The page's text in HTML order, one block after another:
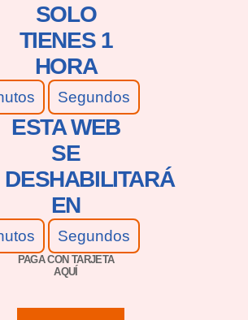
SOLO
TIENES 1
HORA
Segundos
ESTA WEB
SE
DESHABILITARÁ
EN
Segundos
PAGA CON TARJETA
AQUÍ